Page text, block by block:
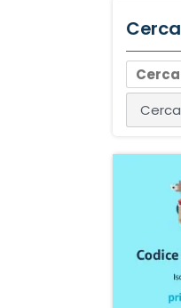
Cerca
Ricerca
per: